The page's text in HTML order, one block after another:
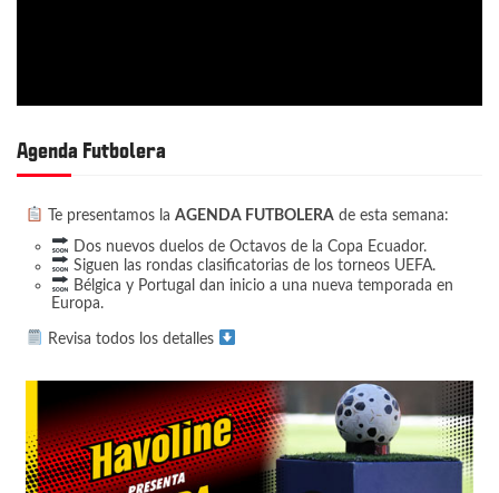
Agenda Futbolera
Te presentamos la AGENDA FUTBOLERAde esta semana:
Dos nuevos duelos de Octavos de la Copa Ecuador.
Siguen las rondas clasificatorias de los torneos UEFA.
Bélgica y Portugal dan inicio a una nueva temporada en
Europa.
Revisa todos los detalles